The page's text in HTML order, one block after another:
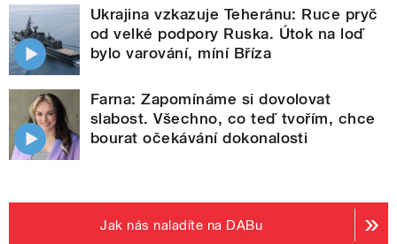
Ukrajina vzkazuje Teheránu: Ruce pryč
od velké podpory Ruska. Útok na loď
bylo varování, míní Bříza
Farna: Zapomínáme si dovolovat
slabost. Všechno, co teď tvořím, chce
bourat očekávání dokonalosti
Jak nás naladíte na DABu